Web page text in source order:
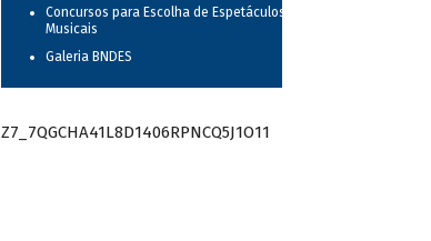
Concursos para Escolha de Espetáculos
Musicais
Galeria BNDES
Z7_7QGCHA41L8D1406RPNCQ5J1O11